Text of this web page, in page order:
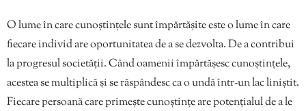
O lume în care cunoștințele sunt împărtășite este o lume în care
fiecare individ are oportunitatea de a se dezvolta. De a contribui
la progresul societății. Când oamenii împărtășesc cunoștințele,
acestea se multiplică și se răspândesc ca o undă într-un lac liniștit.
Fiecare persoană care primește cunoștințe are potențialul de a le